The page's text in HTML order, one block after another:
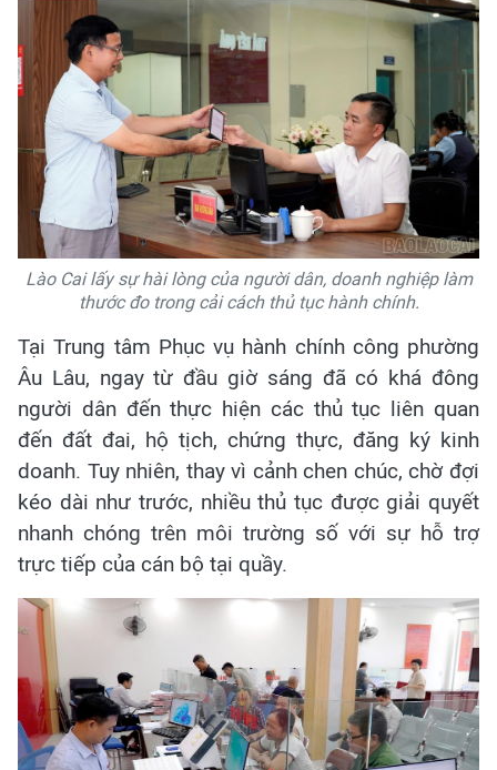
Lào Cai lấy sự hài lòng của người dân, doanh nghiệp làm
thước đo trong cải cách thủ tục hành chính.
Tại Trung tâm Phục vụ hành chính công phường
Âu Lâu, ngay từ đầu giờ sáng đã có khá đông
người dân đến thực hiện các thủ tục liên quan
đến đất đai, hộ tịch, chứng thực, đăng ký kinh
doanh. Tuy nhiên, thay vì cảnh chen chúc, chờ đợi
kéo dài như trước, nhiều thủ tục được giải quyết
nhanh chóng trên môi trường số với sự hỗ trợ
trực tiếp của cán bộ tại quầy.